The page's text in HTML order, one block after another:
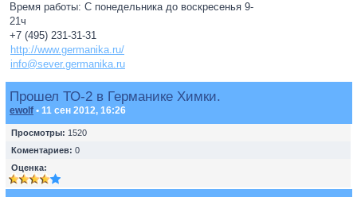
Время работы: С понедельника до воскресенья 9-
21ч
+7 (495) 231-31-31
http://www.germanika.ru/
info@sever.germanika.ru
Прошел ТО-2 в Германике Химки.
ewolf • 11 сен 2012, 16:26
Просмотры: 1520
Коментариев: 0
Оценка: